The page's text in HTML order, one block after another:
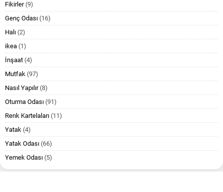
Fikirler(9)
Genç Odası (16)
Halı (2)
ikea (1)
İnşaat (4)
Mutfak (97)
Nasıl Yapılır(8)
Oturma Odası (91)
Renk Kartelaları (11)
Yatak (4)
Yatak Odası (66)
Yemek Odası (5)